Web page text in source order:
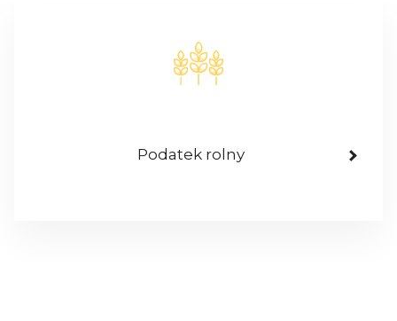
Podatek rolny